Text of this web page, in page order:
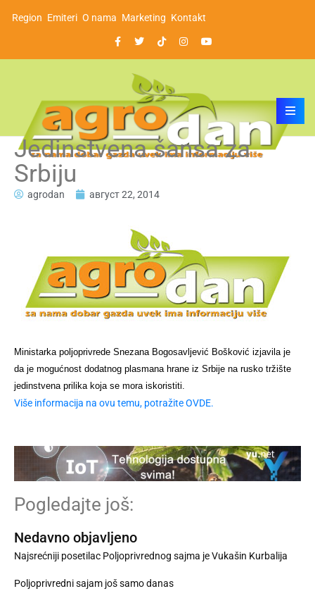
Region Emiteri O nama Marketing Kontakt
Jedinstvena šansa za
Srbiju
agrodan август 22, 2014
Ministarka poljoprivrede Snezana Bogosavljević Bošković izjavila je
da je mogućnost dodatnog plasmana hrane iz Srbije na rusko tržište
jedinstvena prilika koja se mora iskoristiti.
Više informacija na ovu temu, potražite OVDE.
Pogledajte još:
Nedavno objavljeno
Najsrećniji posetilac Poljoprivrednog sajma je Vukašin Kurbalija
Poljoprivredni sajam još samo danas